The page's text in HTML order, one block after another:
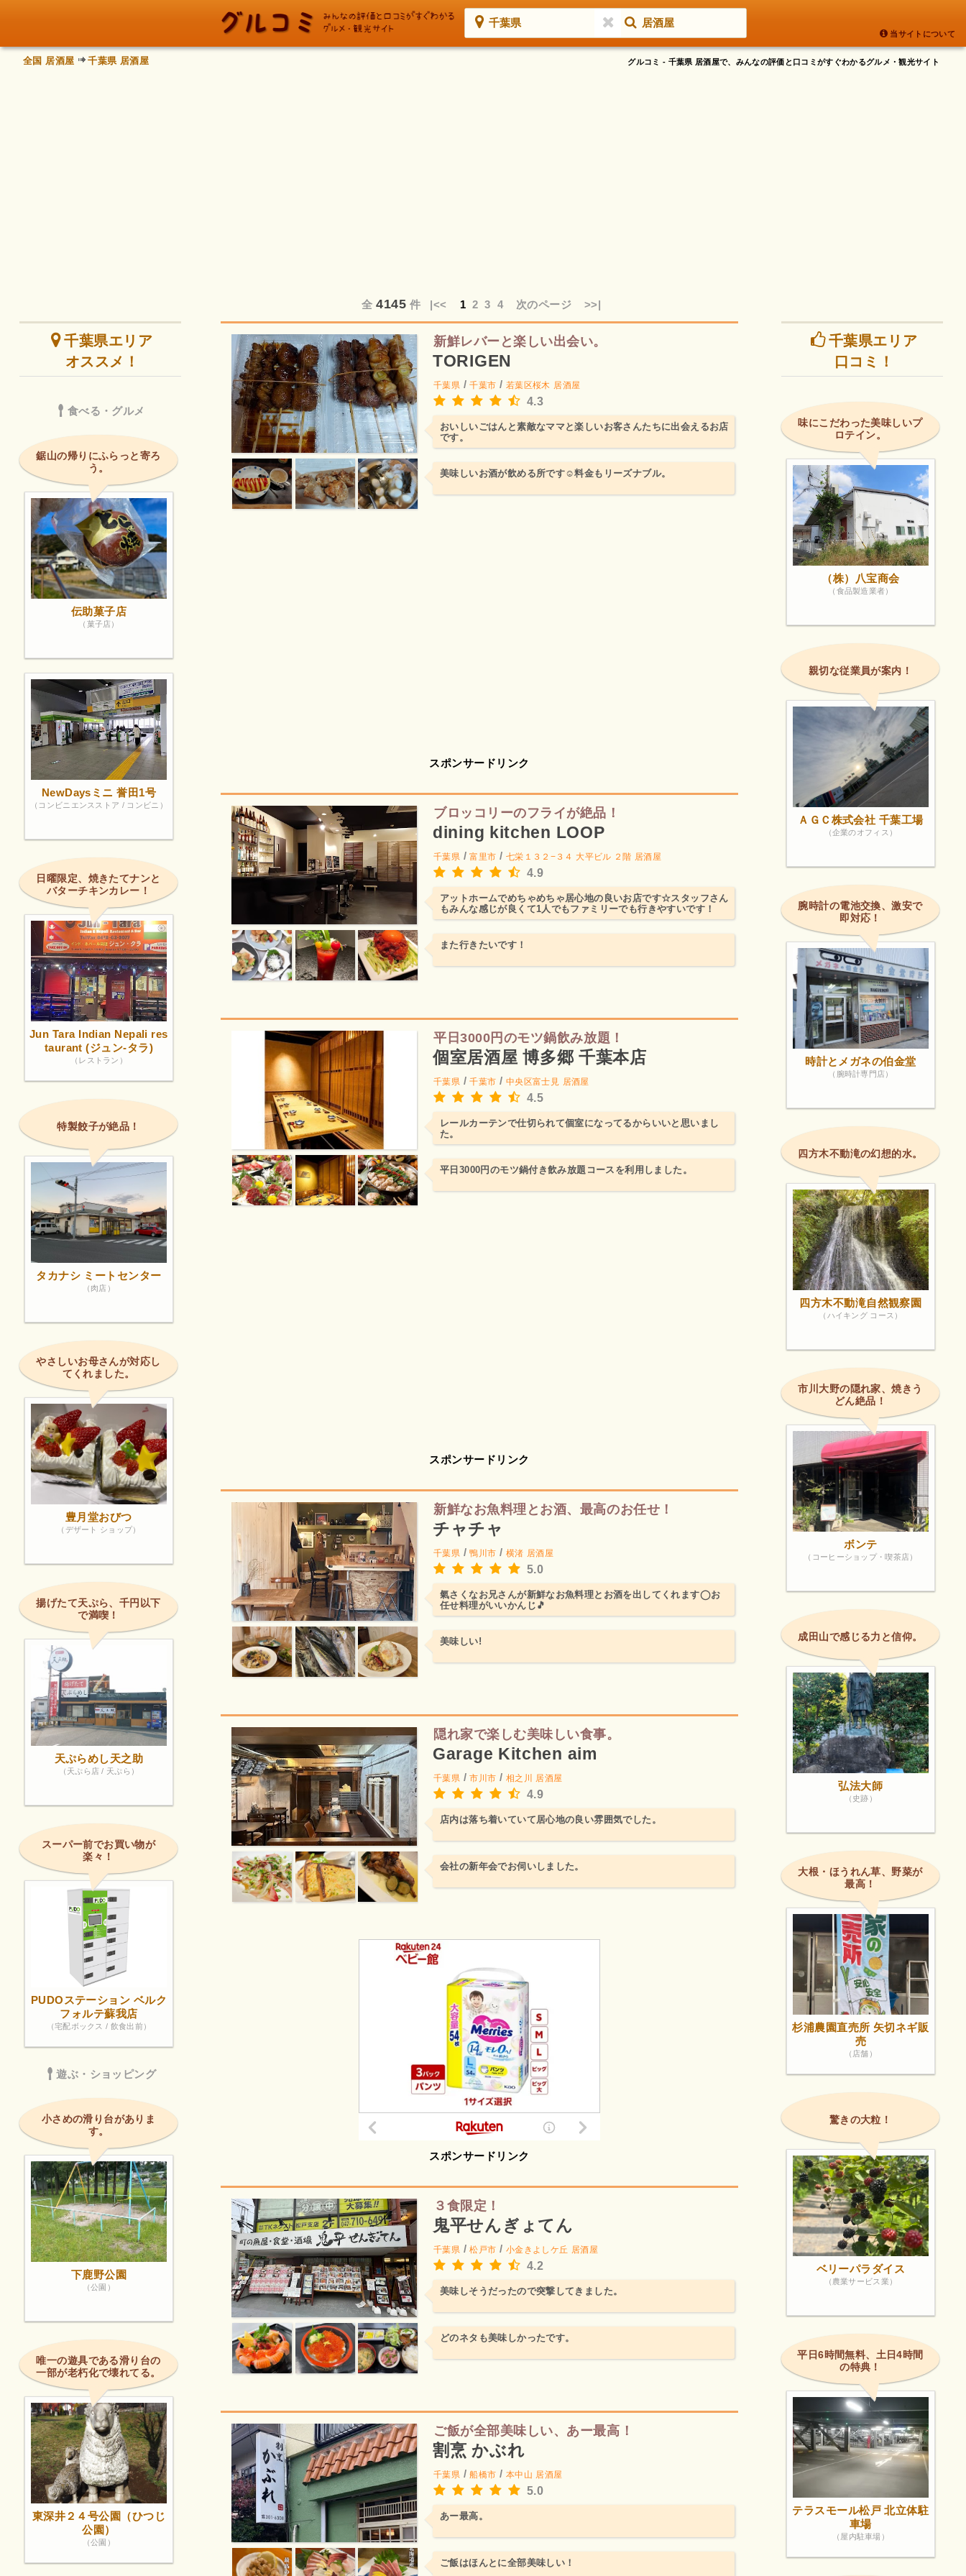
千葉県 居酒屋
当サイトについて
グルコミ - 千葉県 居酒屋で、みんなの評価と口コミがすぐわかるグルメ・観光サイト
全国 居酒屋 千葉県 居酒屋
全4145 件 |<< 1 2 3 4 次のページ >>|
新鮮レバーと楽しい出会い。
TORIGEN
千葉県 /千葉市 / 若葉区桜木 居酒屋
4.3
おいしいごはんと素敵なママと楽しいお客さんたちに出会えるお店
です。
美味しいお酒が飲める所です☺️料金もリーズナブル。
スポンサードリンク
ブロッコリーのフライが絶品！
dining kitchen LOOP
千葉県 /富里市 / 七栄１３２−３４ 大平ビル ２階 居酒屋
4.9
アットホームでめちゃめちゃ居心地の良いお店です☆スタッフさん
もみんな感じが良くて1人でもファミリーでも行きやすいです！
また行きたいです！
平日3000円のモツ鍋飲み放題！
個室居酒屋 博多郷 千葉本店
千葉県 /千葉市 / 中央区富士見 居酒屋
4.5
レールカーテンで仕切られて個室になってるからいいと思いまし
た。
平日3000円のモツ鍋付き飲み放題コースを利用しました。
スポンサードリンク
新鮮なお魚料理とお酒、最高のお任せ！
チャチャ
千葉県 /鴨川市 / 横渚 居酒屋
5.0
氣さくなお兄さんが新鮮なお魚料理とお酒を出してくれます◯お
任せ料理がいいかんじ🎵
美味しい!
隠れ家で楽しむ美味しい食事。
Garage Kitchen aim
千葉県 /市川市 / 相之川 居酒屋
4.9
店内は落ち着いていて居心地の良い雰囲気でした。
会社の新年会でお伺いしました。
スポンサードリンク
３食限定！
鬼平せんぎょてん
千葉県 /松戸市 / 小金きよしケ丘 居酒屋
4.2
美味しそうだったので突撃してきました。
どのネタも美味しかったです。
ご飯が全部美味しい、あー最高！
割烹 かぶれ
千葉県 /船橋市 / 本中山 居酒屋
5.0
あー最高。
ご飯はほんとに全部美味しい！
千葉県エリア
オススメ！
食べる・グルメ
鋸山の帰りにふらっと寄ろ
う。
伝助菓子店
（菓子店）
NewDaysミニ 誉田1号
（コンビニエンスストア / コンビニ）
日曜限定、焼きたてナンと
バターチキンカレー！
Jun Tara Indian Nepali res
taurant (ジュン-タラ)
（レストラン）
特製餃子が絶品！
タカナシ ミートセンター
（肉店）
やさしいお母さんが対応し
てくれました。
豊月堂おびつ
（デザート ショップ）
揚げたて天ぷら、千円以下
で満喫！
天ぷらめし天之助
（天ぷら店 / 天ぷら）
スーパー前でお買い物が
楽々！
PUDOステーション ベルク
フォルテ蘇我店
（宅配ボックス / 飲食出前）
遊ぶ・ショッピング
小さめの滑り台がありま
す。
下鹿野公園
（公園）
唯一の遊具である滑り台の
一部が老朽化で壊れてる。
東深井２４号公園（ひつじ
公園）
（公園）
千葉県エリア
口コミ！
味にこだわった美味しいプ
ロテイン。
（株）八宝商会
（食品製造業者）
親切な従業員が案内！
ＡＧＣ株式会社 千葉工場
（企業のオフィス）
腕時計の電池交換、激安で
即対応！
時計とメガネの伯金堂
（腕時計専門店）
四方木不動滝の幻想的水。
四方木不動滝自然観察園
（ハイキング コース）
市川大野の隠れ家、焼きう
どん絶品！
ボンテ
（コーヒーショップ・喫茶店）
成田山で感じる力と信仰。
弘法大師
（史跡）
大根・ほうれん草、野菜が
最高！
杉浦農園直売所 矢切ネギ販
売
（店舗）
驚きの大粒！
ベリーパラダイス
（農業サービス業）
平日6時間無料、土日4時間
の特典！
テラスモール松戸 北立体駐
車場
（屋内駐車場）